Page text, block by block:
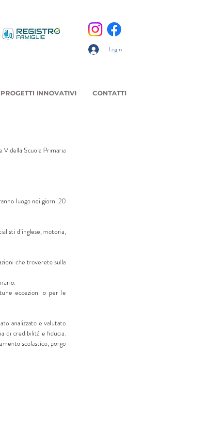
Login
PROGETTI INNOVATIVI CONTATTI
della Scuola Primaria
luogo nei giorni 20
d’inglese, motoria,
che troverete sulla
eccezioni o per le
analizzato e valutato
di credibilità e fiducia.
scolastico, porgo